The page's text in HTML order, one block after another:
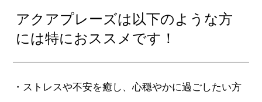
アクアプレーズは以下のような方
には特におススメです！
・ストレスや不安を癒し、心穏やかに過ごしたい方